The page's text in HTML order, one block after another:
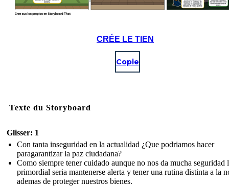
CRÉE LE TIEN
Copie
Texte du Storyboard
Glisser: 1
Con tanta inseguridad en la actualidad ¿Que podriamos hacer
paragarantizar la paz ciudadana?
Como siempre tener cuidado aunque no nos da mucha seguridad
primordial seria mantenerse alerta y tener una rutina distinta a la
ademas de proteger nuestros bienes.